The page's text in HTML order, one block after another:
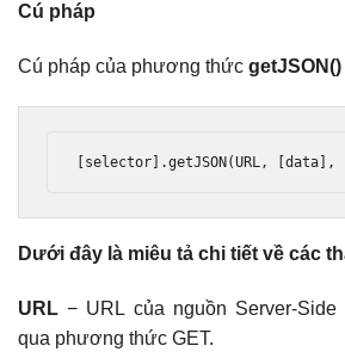
Cú pháp
Cú pháp của phương thức getJSON()
[selector].getJSON(URL,
Dưới đây là miêu tả chi tiết về các
URL − URL của nguồn Server-
qua phương thức GET.